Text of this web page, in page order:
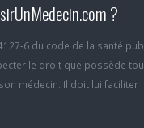
?
6 du code de la santé
le droit que possède
médecin. Il doit lui faciliter